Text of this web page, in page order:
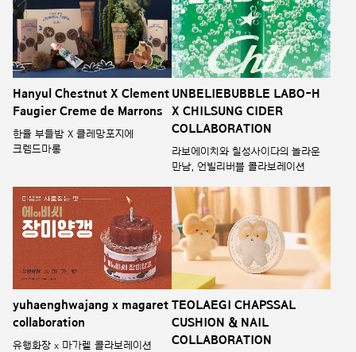
Hanyul Chestnut X Clement
Faugier Creme de Marrons
한율 부들밤 X 클레망포지에
크렘드마롱
UNBELIEBUBBLE LABO-H
X CHILSUNG CIDER
COLLABORATION
라보에이치와 칠성사이다의 놀라운
만남, 언빌리버블 콜라보레이션
yuhaenghwajang x magaret
collaboration
유행화장 x 마가렡 콜라보레이션
TEOLAEGI CHAPSSAL
CUSHION & NAIL
COLLABORATION